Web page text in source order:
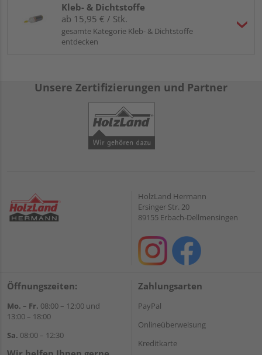
Kleb- & Dichtstoffe
ab 15,95 € / Stk.
gesamte Kategorie Kleb- & Dichtstoffe
entdecken
Unsere Zertifizierungen und Partner
HolzLand Hermann
Ersinger Str. 20
89155 Erbach-Dellmensingen
Öffnungszeiten:
Mo. – Fr. 08:00 – 12:00 und
13:00 – 18:00
Sa. 08:00 – 12:30
Zahlungsarten
PayPal
Onlineüberweisung
Kreditkarte